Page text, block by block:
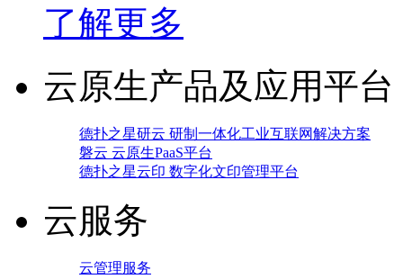
了解更多
云原生产品及应用平台
德扑之星研云 研制一体化工业互联网解决方案
磐云 云原生PaaS平台
德扑之星云印 数字化文印管理平台
云服务
云管理服务